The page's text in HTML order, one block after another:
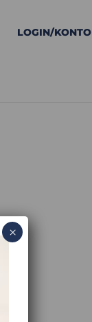
LOGIN/KONTO
×